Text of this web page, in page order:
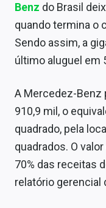
Expediente
Benz do Brasil
quando termina o
Sendo assim, a
último aluguel em
A Mercedez-Benz
910,9 mil, o
quadrado, pela
quadrados. O
70% das receitas
relatório gerencial